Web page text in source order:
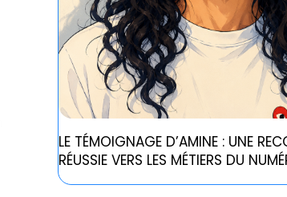
LE TÉMOIGNAGE D’AMINE : UNE
RÉUSSIE VERS LES MÉTIERS DU